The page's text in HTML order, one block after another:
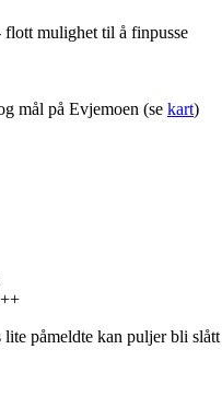
mulighet til å finpusse
mål på Evjemoen (se kart)
påmeldte kan puljer bli slått